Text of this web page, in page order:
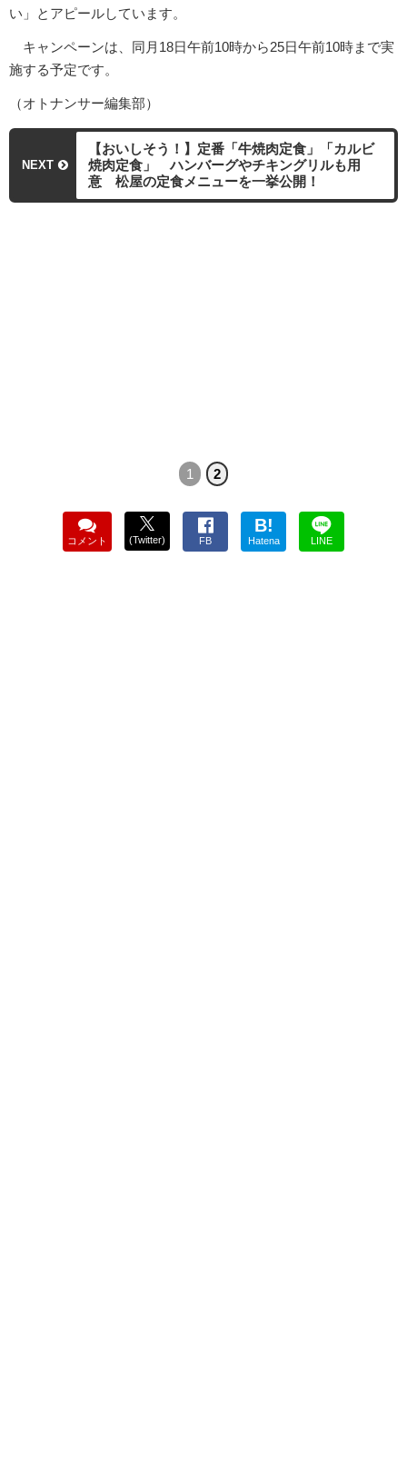
い」とアピールしています。
キャンペーンは、同月18日午前10時から25日午前10時まで実
施する予定です。
（オトナンサー編集部）
NEXT
【おいしそう！】定番「牛焼肉定食」「カルビ
焼肉定食」 ハンバーグやチキングリルも用
意 松屋の定食メニューを一挙公開！
1 2
コメント (Twitter) FB
B!
Hatena LINE